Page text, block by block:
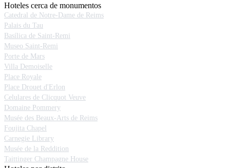
Hoteles cerca de monumentos
Catedral de Notre-Dame de Reims
Palais du Tau
Basílica de Saint-Remi
Museo Saint-Remi
Porte de Mars
Villa Demoiselle
Place Royale
Place Drouet d'Erlon
Celulares de Clicquot Veuve
Domaine Pommery
Musée des Beaux-Arts de Reims
Foujita Chapel
Carnegie Library
Musée de la Reddition
Taittinger Champagne House